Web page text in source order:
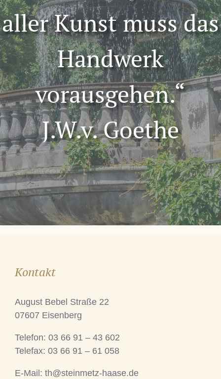
aller Kunst muss das
Handwerk
vorausgehen.“
J.W.v. Goethe
Kontakt
August Bebel Straße 22
07607 Eisenberg
Telefon: 03 66 91 – 43 602
Telefax: 03 66 91 – 61 058
E-Mail: th@steinmetz-haase.de